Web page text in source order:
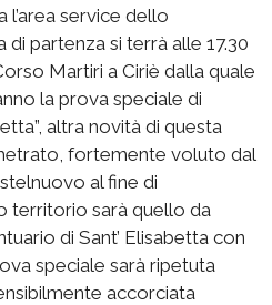
l’area service dello
partenza si terrà alle 17.30
Martiri a Ciriè dalla quale
la prova speciale di
altra novità di questa
fortemente voluto dal
al fine di
territorio sarà quello da
di Sant’ Elisabetta con
speciale sarà ripetuta
accorciata